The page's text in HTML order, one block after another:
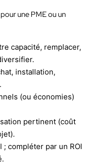
une PME ou un
capacité, remplacer,
installation,
(ou économies)
pertinent (coût
; compléter par un ROI